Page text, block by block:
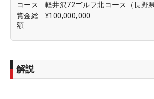
コース
軽井沢72ゴルフ北コース（長野県
賞金総
額
¥100,000,000
解説